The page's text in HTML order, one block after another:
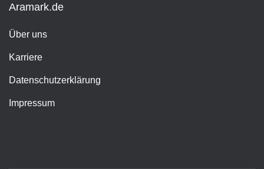
Aramark.de
Über uns
Karriere
Datenschutzerklärung
Impressum